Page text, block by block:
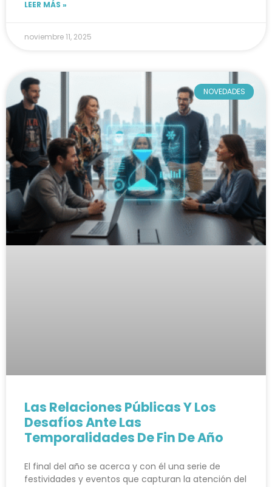
LEER MÁS »
noviembre 11, 2025
NOVEDADES
Las Relaciones Públicas Y Los
Desafíos Ante Las
Temporalidades De Fin De Año
El final del año se acerca y con él una serie de
festividades y eventos que capturan la atención del